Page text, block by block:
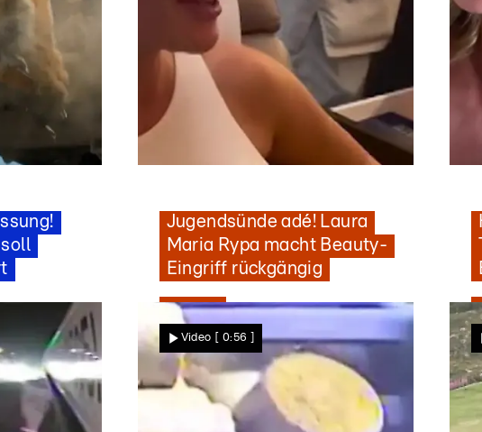
soll
Jugendsünde adé! Laura
Maria Rypa macht Beauty-
Eingriff rückgängig
Star News
Video [ 0:56 ]